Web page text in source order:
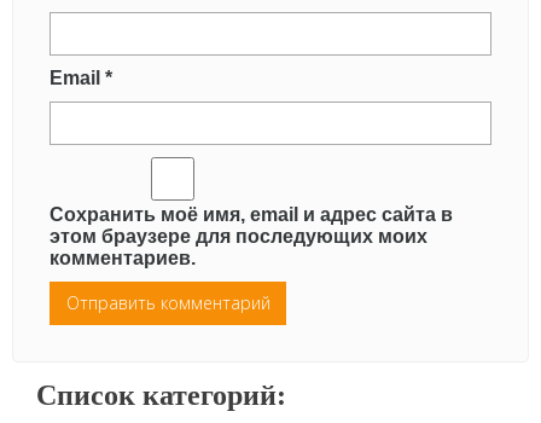
Email *
Сохранить моё имя, email и адрес сайта в
этом браузере для последующих моих
комментариев.
Список категорий: